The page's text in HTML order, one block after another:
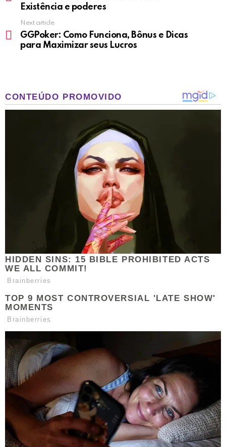
Existência e poderes
Next article
GGPoker: Como Funciona, Bônus e Dicas
para Maximizar seus Lucros